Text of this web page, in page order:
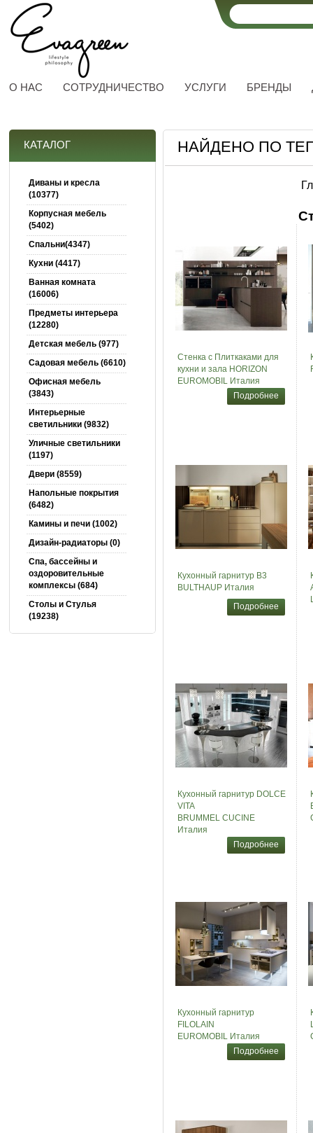
О НАС СОТРУДНИЧЕСТВО УСЛУГИ БРЕНДЫ
КАТАЛОГ
Диваны и кресла
(10377)
Корпусная мебель
(5402)
Спальни(4347)
Кухни (4417)
Ванная комната
(16006)
Предметы интерьера
(12280)
Детская мебель (977)
Садовая мебель (6610)
Офисная мебель
(3843)
Интерьерные
светильники (9832)
Уличные светильники
(1197)
Двери (8559)
Напольные покрытия
(6482)
Камины и печи (1002)
Дизайн-радиаторы (0)
Спа, бассейны и
оздоровительные
комплексы (684)
Столы и Cтулья
(19238)
НАЙДЕНО ПО
Стенка с Плиткаками для
кухни и зала HORIZON
EUROMOBIL Италия
Подробнее
Кухонный гарнитур B3
BULTHAUP Италия
Подробнее
Кухонный гарнитур DOLCE
VITA
BRUMMEL CUCINE
Италия
Подробнее
Кухонный гарнитур
FILOLAIN
EUROMOBIL Италия
Подробнее